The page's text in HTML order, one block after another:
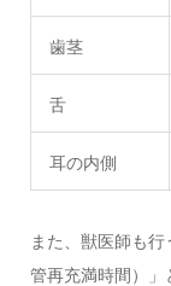
歯茎
舌
耳の内側
また、獣医師も
管再充満時間）」